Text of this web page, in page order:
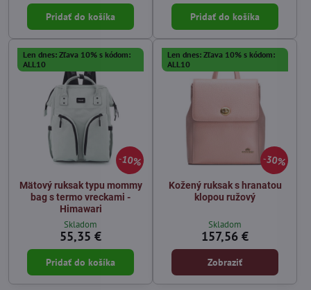
Pridať do košíka Pridať do košíka
10%
Len dnes: Zľava 10% s kódom:
ALL10
Mätový ruksak typu mommy
bag s termo vreckami -
Himawari
Skladom
55,35 €
Pridať do košíka
30%
Len dnes: Zľava 10% s kódom:
ALL10
Kožený ruksak s hranatou
klopou ružový
Skladom
157,56 €
Zobraziť